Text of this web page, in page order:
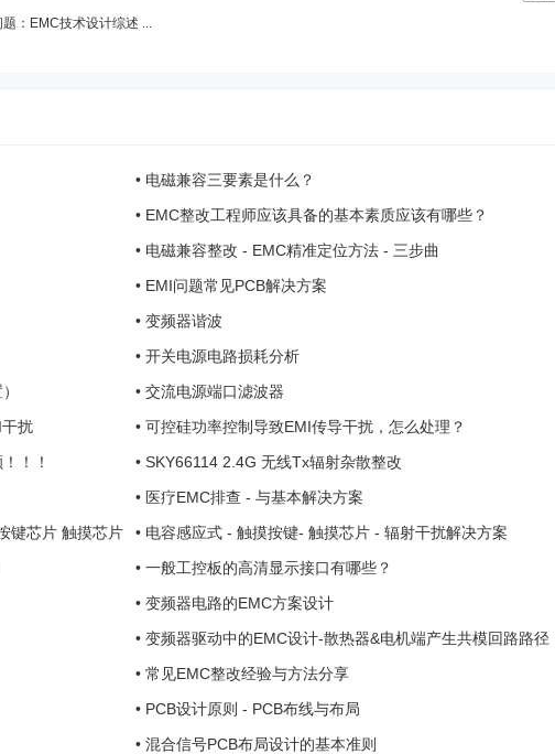
：EMC技术设计综述 ...
• 电磁兼容三要素是什么？
• EMC整改工程师应该具备的基本素质应该有哪些？
• 电磁兼容整改 - EMC精准定位方法 - 三步曲
• EMI问题常见PCB解决方案
• 变频器谐波
• 开关电源电路损耗分析
• 交流电源端口滤波器
扰 • 可控硅功率控制导致EMI传导干扰，怎么处理？
！！ • SKY66114 2.4G 无线Tx辐射杂散整改
• 医疗EMC排查 - 与基本解决方案
键芯片 触摸芯片 • 电容感应式 - 触摸按键- 触摸芯片 - 辐射干扰解决方案
• 一般工控板的高清显示接口有哪些？
• 变频器电路的EMC方案设计
• 变频器驱动中的EMC设计-散热器&电机端产生共模回路路径
• 常见EMC整改经验与方法分享
• PCB设计原则 - PCB布线与布局
• 混合信号PCB布局设计的基本准则